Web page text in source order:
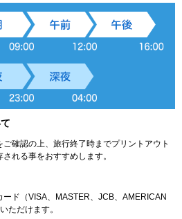
確認の上、旅行終了時までプリントアウト
れる事をおすすめします。
ド（VISA、MASTER、JCB、AMERICAN
ただけます。